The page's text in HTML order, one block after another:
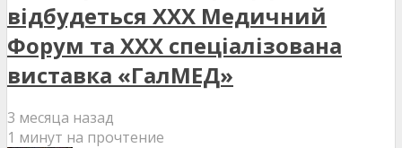
відбудеться XXX Медичний
Форум та XXX спеціалізована
виставка «ГалМЕД»
3 месяца назад
1 минут на прочтение